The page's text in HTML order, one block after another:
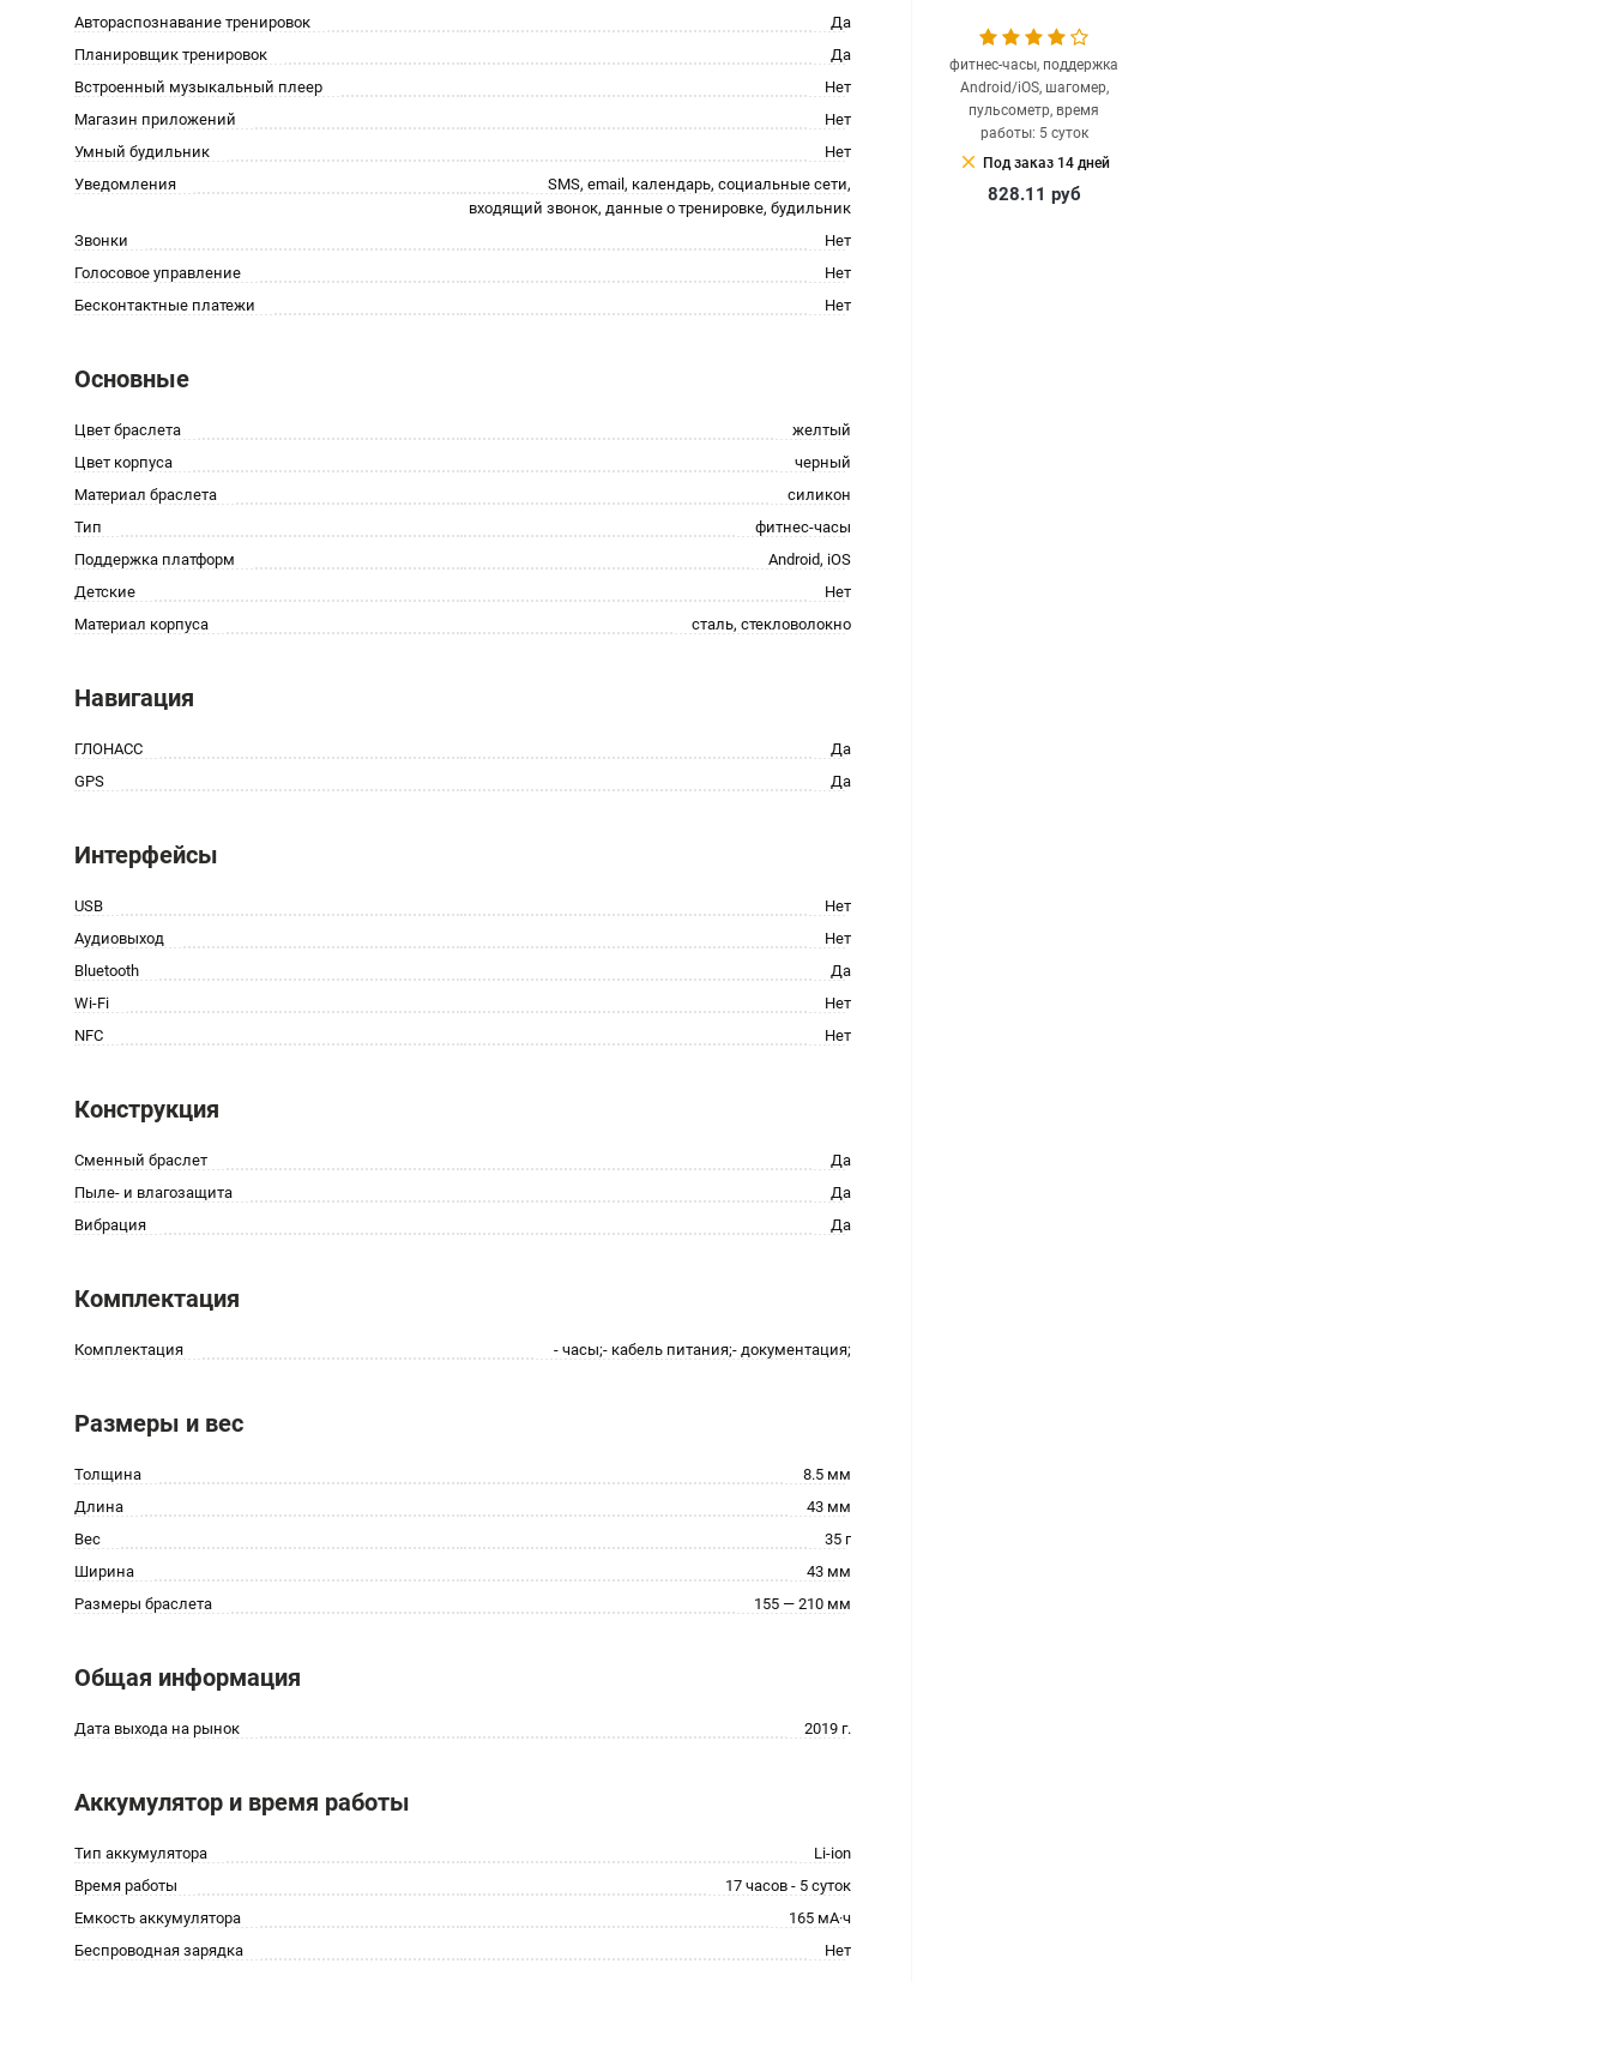
Автораспознавание тренировок
Да
Планировщик тренировок
Да
Встроенный музыкальный плеер
Нет
Магазин приложений
Нет
Умный будильник
Нет
Уведомления
SMS, email, календарь, социальные сети,
входящий звонок, данные о тренировке, будильник
Звонки
Нет
Голосовое управление
Нет
Бесконтактные платежи
Нет
Основные
Цвет браслета
желтый
Цвет корпуса
черный
Материал браслета
силикон
Тип
фитнес-часы
Поддержка платформ
Android, iOS
Детские
Нет
Материал корпуса
сталь, стекловолокно
Навигация
ГЛОНАСС
Да
GPS
Да
Интерфейсы
USB
Нет
Аудиовыход
Нет
Bluetooth
Да
Wi-Fi
Нет
NFC
Нет
Конструкция
Сменный браслет
Да
Пыле- и влагозащита
Да
Вибрация
Да
Комплектация
Комплектация - часы;- кабель питания;- документация;
Размеры и вес
Толщина
8.5 мм
Длина
43 мм
Вес
35 г
Ширина
43 мм
Размеры браслета
155 — 210 мм
Общая информация
Дата выхода на рынок 2019 г.
Аккумулятор и время работы
Тип аккумулятора
Li-ion
Время работы
17 часов - 5 суток
Емкость аккумулятора
165 мА·ч
Беспроводная зарядка
Нет
фитнес-часы, поддержка
Android/iOS, шагомер,
пульсометр, время
работы: 5 суток
clear Под заказ 14 дней
828.11 руб